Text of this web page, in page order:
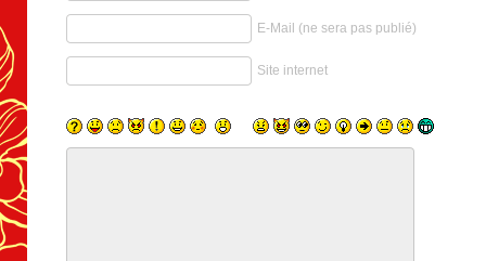
E-Mail (ne sera pas publié)
Site internet